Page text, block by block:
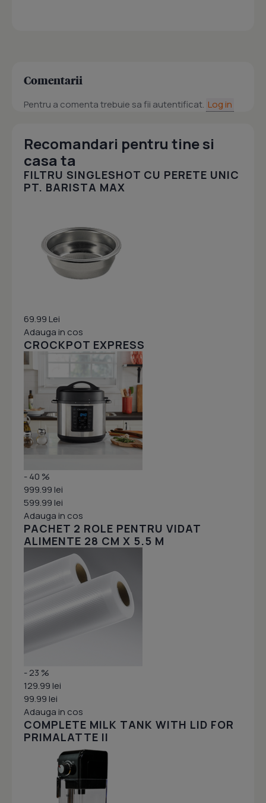
Comentarii
Pentru a comenta trebuie sa fii autentificat. Log in
Recomandari pentru tine si
casa ta
FILTRU SINGLESHOT CU PERETE UNIC
PT. BARISTA MAX
69.99 Lei
Adauga in cos
CROCKPOT EXPRESS
- 40 %
999.99 lei
599.99 lei
Adauga in cos
PACHET 2 ROLE PENTRU VIDAT
ALIMENTE 28 CM X 5.5 M
- 23 %
129.99 lei
99.99 lei
Adauga in cos
COMPLETE MILK TANK WITH LID FOR
PRIMALATTE II